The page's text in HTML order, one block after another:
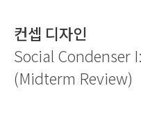
컨셉 디자인
Social Condenser
(Midterm Review)